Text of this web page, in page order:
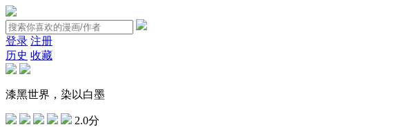
登录 注册
历史 收藏
漆黑世界，染以白墨
2.0分